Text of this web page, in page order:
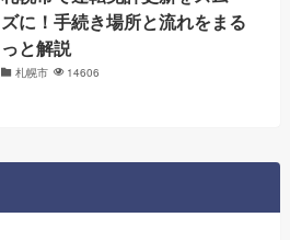
ズに！手続き場所と流れをまる
っと解説
札幌市 14606